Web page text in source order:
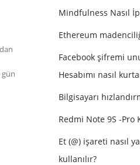
gün
Mindfulness Nasıl
Ethereum
Facebook şifremi
Hesabımı nasıl
Bilgisayarı
Redmi Note 9S -Pro
Et (@) işareti nasıl
kullanılır?